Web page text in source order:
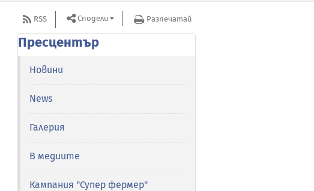
RSS Сподели Разпечатай
Пресцентър
Новини
News
Галерия
В медиите
Кампания "Супер фермер"